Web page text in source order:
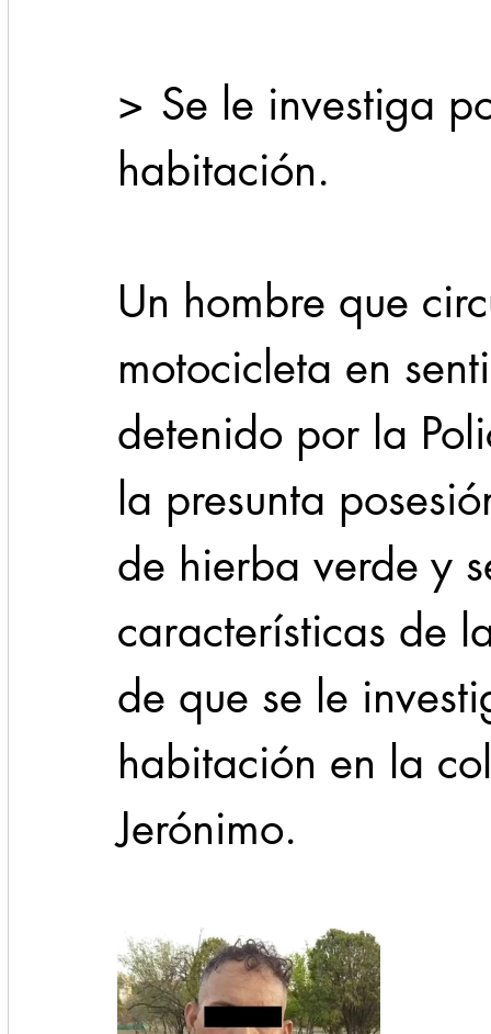
>	Se le investiga por robo a casa
habitación.
Un hombre que
motocicleta en
detenido por la
la presunta
de hierba verde y
características de
de que se le
habitación en la
Jerónimo.